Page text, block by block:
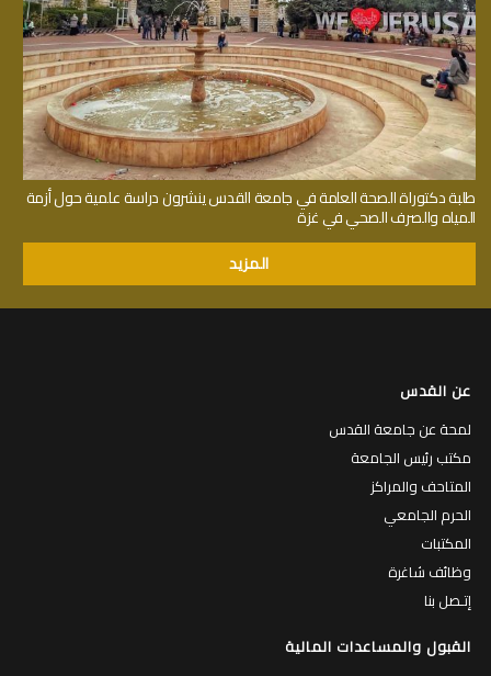
طلبة دكتوراة الصحة العامة في جامعة القدس ينشرون دراسة علمية حول أزمة
المياه والصرف الصحي في غزة
المزيد
عن القدس
لمحة عن جامعة القدس
مكتب رئيس الجامعة
المتاحف والمراكز
الحرم الجامعي
المكتبات
وظائف شاغرة
إتـصل بنا
القبول والمساعدات المالية